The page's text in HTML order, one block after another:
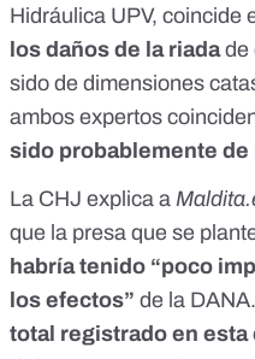
Hidráulica UPV, coincide
los daños de la riadade
sido de dimensiones
ambos expertos
sido probablemente
La CHJ explica a
que la presa que se
habría tenido “poco
los efectos” de la
total registrado en